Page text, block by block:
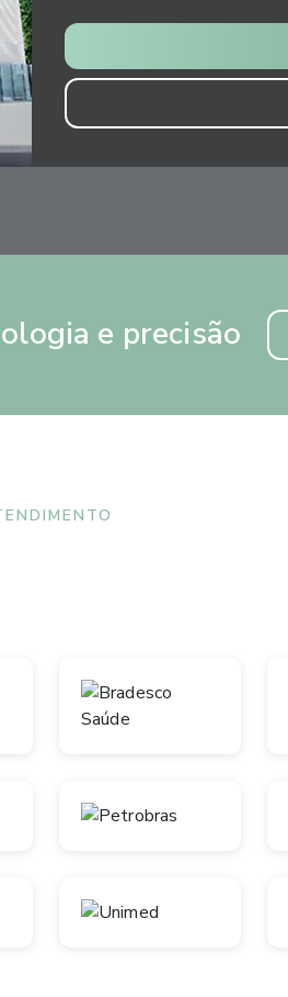
e precisão